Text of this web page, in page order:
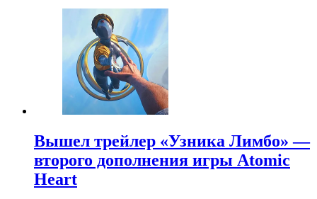
Вышел трейлер «Узника Лимбо» —
второго дополнения игры Atomic
Heart